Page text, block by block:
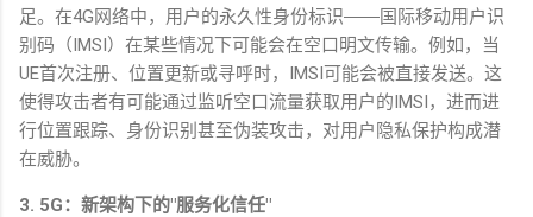
足。在4G网络中，用户的永久性身份标识――国际移动用户识
别码（IMSI）在某些情况下可能会在空口明文传输。例如，当
UE首次注册、位置更新或寻呼时， IMSI可能会被直接发送。这
使得攻击者有可能通过监听空口流量获取用户的IMSI，进而进
行位置跟踪、身份识别甚至伪装攻击，对用户隐私保护构成潜
在威胁。
3. 5G：新架构下的"服务化信任"